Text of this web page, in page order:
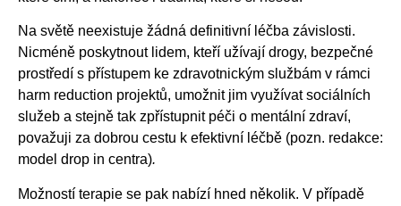
Na světě neexistuje žádná definitivní léčba závislosti.
Nicméně poskytnout lidem, kteří užívají drogy, bezpečné
prostředí s přístupem ke zdravotnickým službám v rámci
harm reduction projektů, umožnit jim využívat sociálních
služeb a stejně tak zpřístupnit péči o mentální zdraví,
považuji za dobrou cestu k efektivní léčbě (pozn. redakce:
model drop in centra).
Možností terapie se pak nabízí hned několik. V případě